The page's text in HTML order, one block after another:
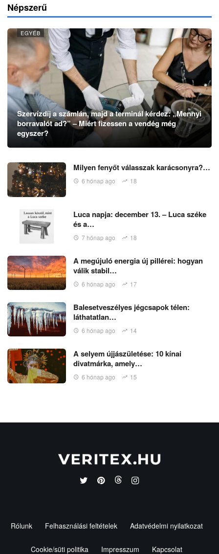
Népszerű
EGYÉB
Szervízdíj a számlán, majd a terminál kérdez: „Mennyi
borravalót ad?” – Miért fizessen a vendég még
egyszer?
Milyen fenyőt válasszak karácsonyra?…
6 hónap ago 18
Luca napja: december 13. – Luca széke
és a…
7 hónap ago 18
A megújuló energia új pillérei: hogyan
válik stabil…
6 hónap ago 17
Balesetveszélyes jégcsapok télen:
láthatatlan…
6 hónap ago 14
A selyem újjászületése: 10 kínai
divatmárka, amely…
6 hónap ago 15
Rólunk Felhasználási feltételek Adatvédelmi nyilatkozat
Cookie/süti politika Impresszum Kapcsolat